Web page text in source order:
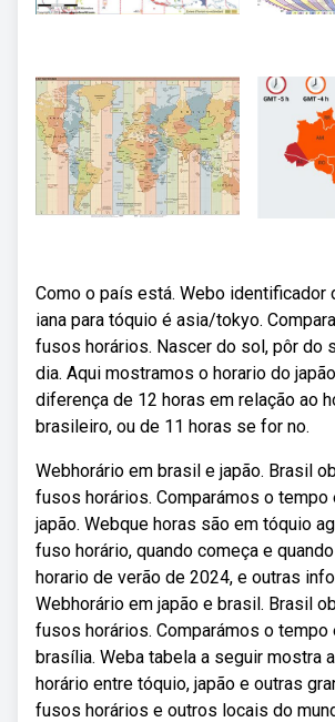
Como o país está. Webo identificador
iana para tóquio é asia/tokyo.
fusos horários. Nascer do sol, pôr do
dia. Aqui mostramos o horario do
diferença de 12 horas em relação ao
brasileiro, ou de 11 horas se for no.
Webhorário em brasil e japão. Brasil
fusos horários. Comparámos o tempo
japão. Webque horas são em tóquio
fuso horário, quando começa e
horario de verão de 2024, e outras
Webhorário em japão e brasil. Brasil
fusos horários. Comparámos o tempo
brasília. Weba tabela a seguir mostra
horário entre tóquio, japão e outras
fusos horários e outros locais do